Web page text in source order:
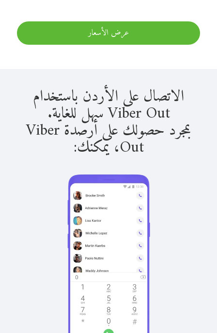
عرض الأسعار
الاتصال على الأردن باستخدام
Viber Out سهل للغاية.
بمجرد حصولك على أرصدة Viber
Out، يمكنك: